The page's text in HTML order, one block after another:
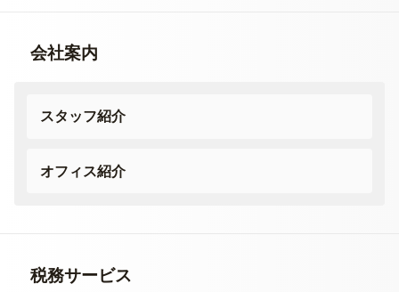
会社案内
スタッフ紹介
オフィス紹介
税務サービス